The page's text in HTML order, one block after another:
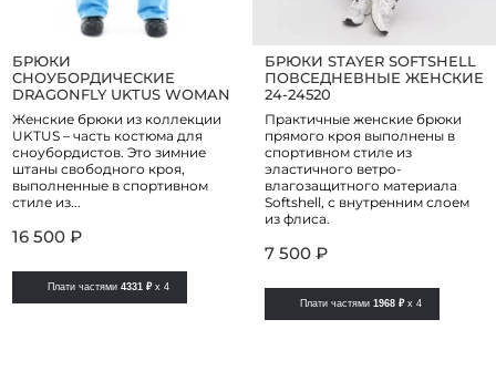
БРЮКИ
СНОУБОРДИЧЕСКИЕ
DRAGONFLY UKTUS WOMAN
Женские брюки из коллекции
UKTUS – часть костюма для
сноубордистов. Это зимние
штаны свободного кроя,
выполненные в спортивном
стиле из...
16 500 ₽
Плати частями4331 ₽ x 4
БРЮКИ STAYER SOFTSHELL
ПОВСЕДНЕВНЫЕ ЖЕНСКИЕ
24-24520
Практичные женские брюки
прямого кроя выполнены в
спортивном стиле из
эластичного ветро-
влагозащитного материала
Softshell, с внутренним слоем
из флиса.
7 500 ₽
Плати частями 1968 ₽ x 4